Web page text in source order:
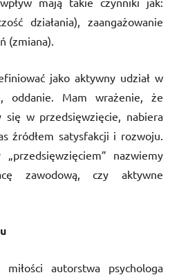
działania), zaangażowanie
(zmiana).
jako aktywny udział w
oddanie. Mam wrażenie, że
się w przedsięwzięcie, nabiera
źródłem satysfakcji i rozwoju.
nazwiemy
zawodową, czy aktywne
miłości autorstwa psychologa